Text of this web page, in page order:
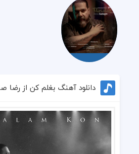
دانلود آهنگ بغلم کن از رضا